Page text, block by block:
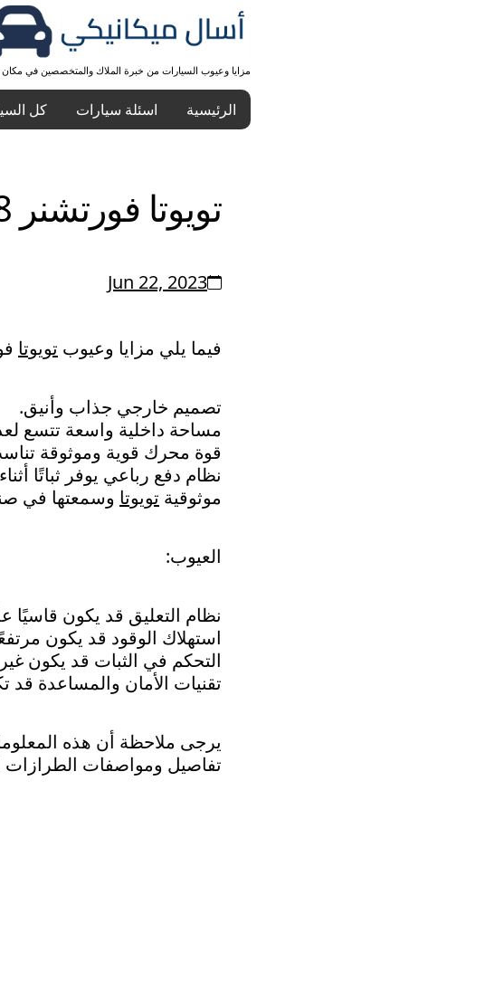
مزايا وعيوب السيارات من خبرة الملاك والمتخصصين في
الرئيسية اسئلة سيارات كل
تويوتا فورتشنر 2018
Jun 22, 2023
فيما يلي مزايا وعيوب تويوتا
تصميم خارجي جذاب وأنيق.
مساحة داخلية واسعة تتسع
قوة محرك قوية وموثوقة
نظام دفع رباعي يوفر ثباتًا
موثوقية تويوتا وسمعتها في
العيوب:
نظام التعليق قد يكون قاسيًا
استهلاك الوقود قد يكون
التحكم في الثبات قد يكون
تقنيات الأمان والمساعدة
يرجى ملاحظة أن هذه
تفاصيل ومواصفات الطرازات